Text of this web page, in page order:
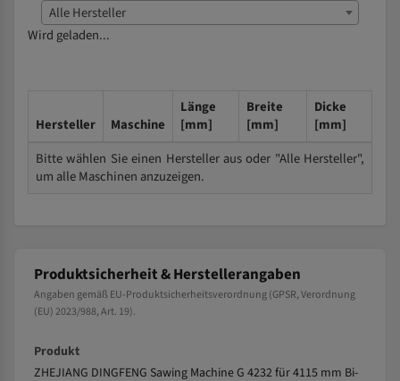
Alle Hersteller
Wird geladen...
Hersteller Maschine
Länge
[mm]
Breite
[mm]
Dicke
[mm]
Bitte wählen Sie einen Hersteller aus oder "Alle Hersteller",
um alle Maschinen anzuzeigen.
Produktsicherheit & Herstellerangaben
Angaben gemäß EU-Produktsicherheitsverordnung (GPSR, Verordnung
(EU) 2023/988, Art. 19).
Produkt
ZHEJIANG DINGFENG Sawing Machine G 4232 für 4115 mm Bi-